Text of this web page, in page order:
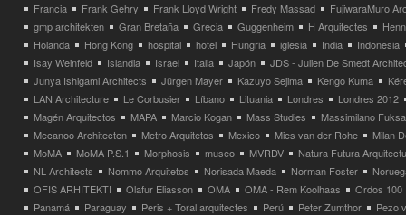
Francia
Frank Gehry Frank Lloyd Wright Fredy Massad
FujiwaraMuro
gmp architekten
Gran Bretaña Grecia Guggenheim H Arquitectes
Holanda
Hong Kong hospital hotel Hungria iglesia India
Indonesia
Isay Weinfeld
Islandia Israel Italia Japón
JDS - Julien De Smedt
Junya Ishigami Architects
Jürgen Mayer Kazuyo Sejima Kengo Kuma
LAN Architecture
Le Corbusier Líbano Lituania Londres
Londres 2012
Magén Arquitectos
MAPA Marcio Kogan Mass Studies
Massimilano
Mecanoo Architecten
Metro Arquitetos Mexico Mies van der Rohe
Milan
MoMA
MoMA P.S.1 Morphosis museo MVRDV
Natura Futura
NL Architects
Nommo Arquitetos Norisada Maeda Norman Foster
OFIS ARHITEKTI
Olafur Eliasson OMA OMA - Rem Koolhaas
Ordos 100
Panamá
Paraguay Peris + Toral arquitectes Perú Peter Zumthor
Pezo